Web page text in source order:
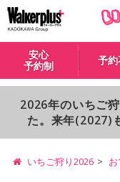
安心
予約制
予
2026年のいちご
た。来年(2027)
いちご狩り2026